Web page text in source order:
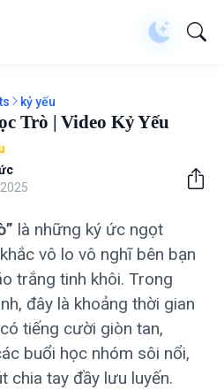
kỷ yếu
Trò | Video Kỷ Yếu
là những ký ức ngọt
vô lo vô nghĩ bên bạn
trắng tinh khôi. Trong
đây là khoảng thời gian
tiếng cười giòn tan,
buổi học nhóm sôi nổi,
chia tay đầy lưu luyến.